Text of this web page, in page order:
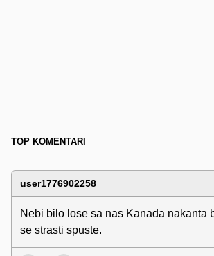
TOP KOMENTARI
user1776902258
Nebi bilo lose sa nas Kanada nakanta
se strasti spuste.